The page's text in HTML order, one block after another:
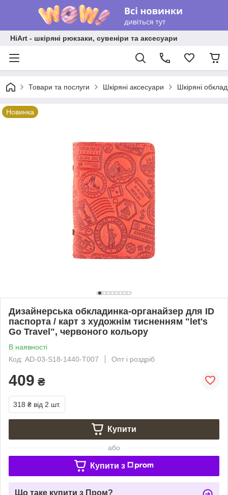
HiArt - шкіряні рюкзаки, сувеніри та аксесуари
Товари та послуги Шкіряні аксесуари Шкіряні
Новинка
Дизайнерська обкладинка-органайзер для ID
паспорта / карт з художнім тисненням "let's
Go Travel", червоного кольору
В наявності
Код: AD-03-S18-1440-T007
Опт і роздріб
409 ₴
318 ₴ від 2 шт.
Купити
або
Купити з
Що таке купити з Пром?